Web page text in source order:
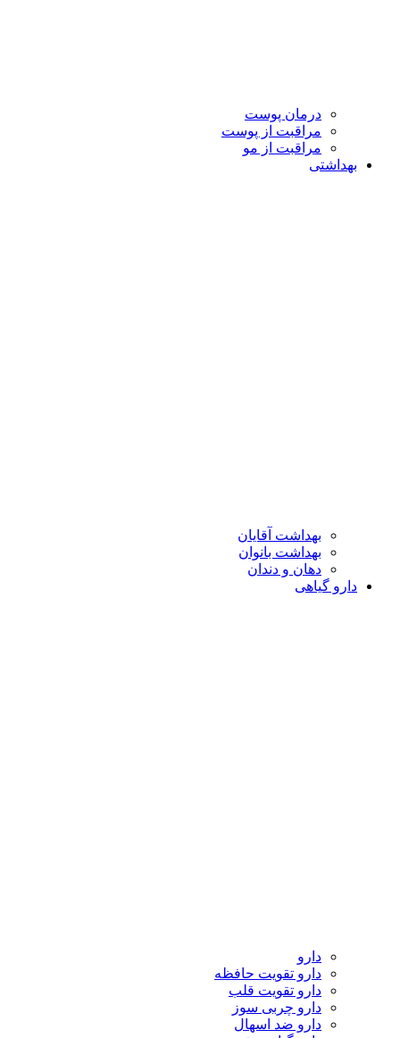
درمان پوست
مراقبت از پوست
مراقبت از مو
بهداشتی
بهداشت آقایان
بهداشت بانوان
دهان و دندان
دارو گیاهی
دارو
دارو تقویت حافظه
دارو تقویت قلب
دارو چربی سوز
دارو ضد اسهال